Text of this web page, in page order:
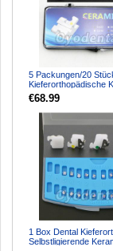
5 Packungen/20
Kieferorthopädische
Bracket Ständer
€68.99
1 Box Dental
Selbstligierende